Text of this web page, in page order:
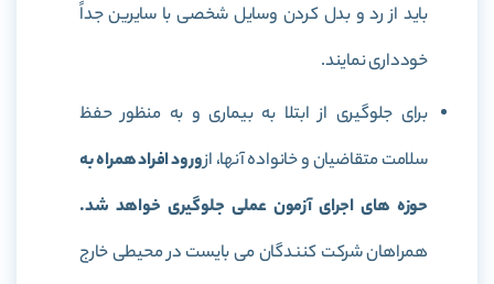
باید از رد و بدل کردن وسایل شخصی با سایرین جداً
خودداری نمایند.
برای جلوگیری از ابتلا به بیماری و به منظور حفظ
سلامت متقاضیان و خانواده آنها، ازورود افراد همراه به
حوزه های اجرای آزمون عملی جلوگیری خواهد شد.
همراهان شرکت کنندگان می بایست در محیطی خارج